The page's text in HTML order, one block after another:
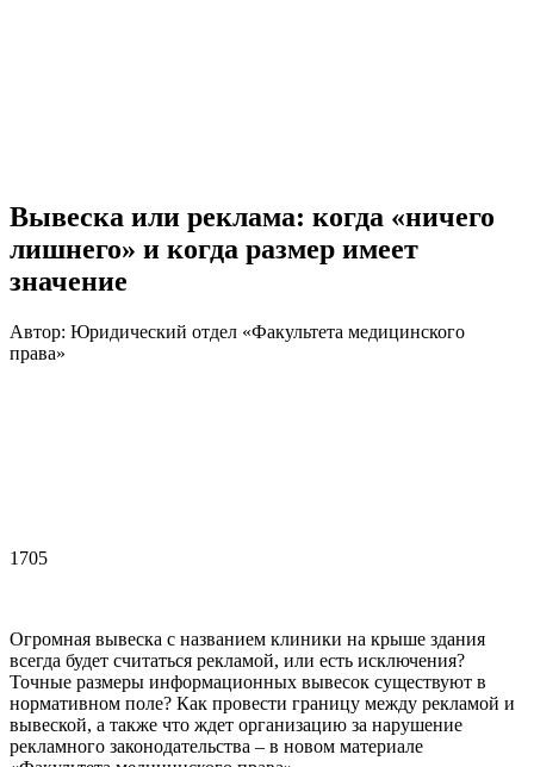
Вывеска или реклама: когда «ничего
лишнего» и когда размер имеет
значение
Автор: Юридический отдел «Факультета медицинского
права»
1705
Огромная вывеска с названием клиники на крыше здания
всегда будет считаться рекламой, или есть исключения?
Точные размеры информационных вывесок существуют в
нормативном поле? Как провести границу между рекламой и
вывеской, а также что ждет организацию за нарушение
рекламного законодательства – в новом материале